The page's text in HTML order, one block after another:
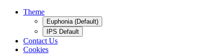
Theme
Euphonia (Default)
IPS Default
Contact Us
Cookies